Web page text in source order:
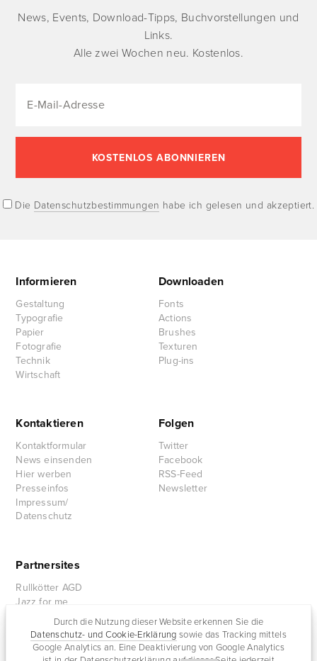
Durch die Nutzung dieser Website erkennen Sie die
Datenschutz- und Cookie-Erklärung sowie das Tracking mittels
Google Analytics an. Eine Deaktivierung von Google Analytics
News, Events, Download-Tipps, Buchvorstellungen und
Links.
Alle zwei Wochen neu. Kostenlos.
Die Datenschutzbestimmungen habe ich gelesen und akzeptiert.
Informieren
Gestaltung
Typografie
Papier
Fotografie
Technik
Wirtschaft
Downloaden
Fonts
Actions
Brushes
Texturen
Plug-ins
Kontaktieren
Kontaktformular
News einsenden
Hier werben
Presseinfos
Impressum/
Datenschutz
Folgen
Twitter
Facebook
RSS-Feed
Newsletter
Partnersites
Rullkötter AGD
Jazz for me